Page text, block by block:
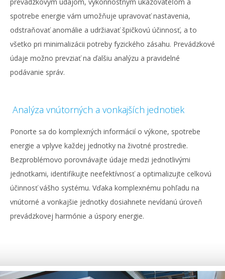
prevádzkovým údajom, výkonnostným ukazovateľom a
spotrebe energie vám umožňuje upravovať nastavenia,
odstraňovať anomálie a udržiavať špičkovú účinnosť, a to
všetko pri minimalizácii potreby fyzického zásahu. Prevádzkové
údaje možno prevziať na ďalšiu analýzu a pravidelné
podávanie správ.
Analýza vnútorných a vonkajších jednotiek
Ponorte sa do komplexných informácií o výkone, spotrebe
energie a vplyve každej jednotky na životné prostredie.
Bezproblémovo porovnávajte údaje medzi jednotlivými
jednotkami, identifikujte neefektívnosť a optimalizujte celkovú
účinnosť vášho systému. Vďaka komplexnému pohľadu na
vnútorné a vonkajšie jednotky dosiahnete nevídanú úroveň
prevádzkovej harmónie a úspory energie.